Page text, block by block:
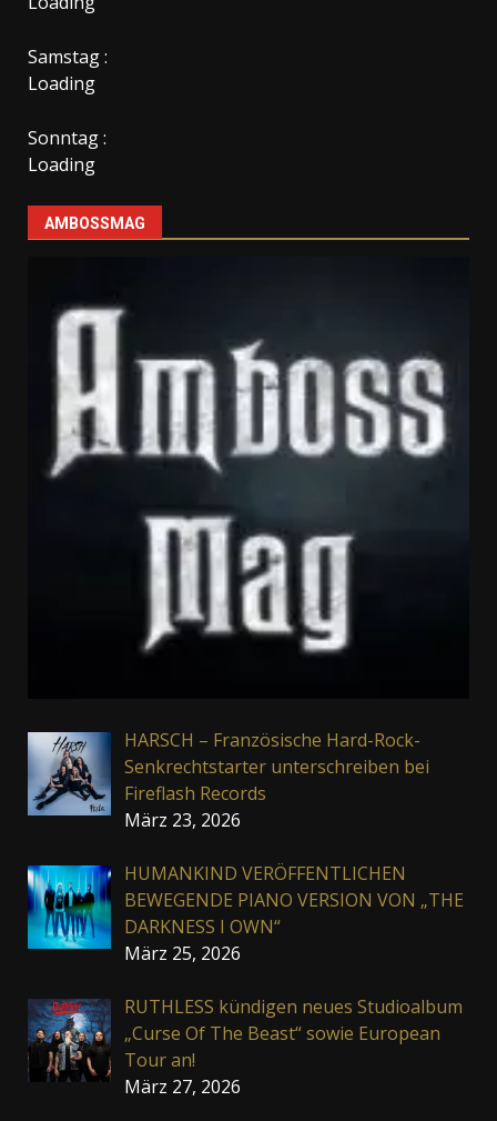
Samstag :
Loading
Sonntag :
Loading
AMBOSSMAG
HARSCH – Französische Hard-Rock-
Senkrechtstarter unterschreiben bei
Fireflash Records
März 23, 2026
HUMANKIND VERÖFFENTLICHEN
BEWEGENDE PIANO VERSION VON „THE
DARKNESS I OWN“
März 25, 2026
RUTHLESS kündigen neues Studioalbum
„Curse Of The Beast“ sowie European
Tour an!
März 27, 2026